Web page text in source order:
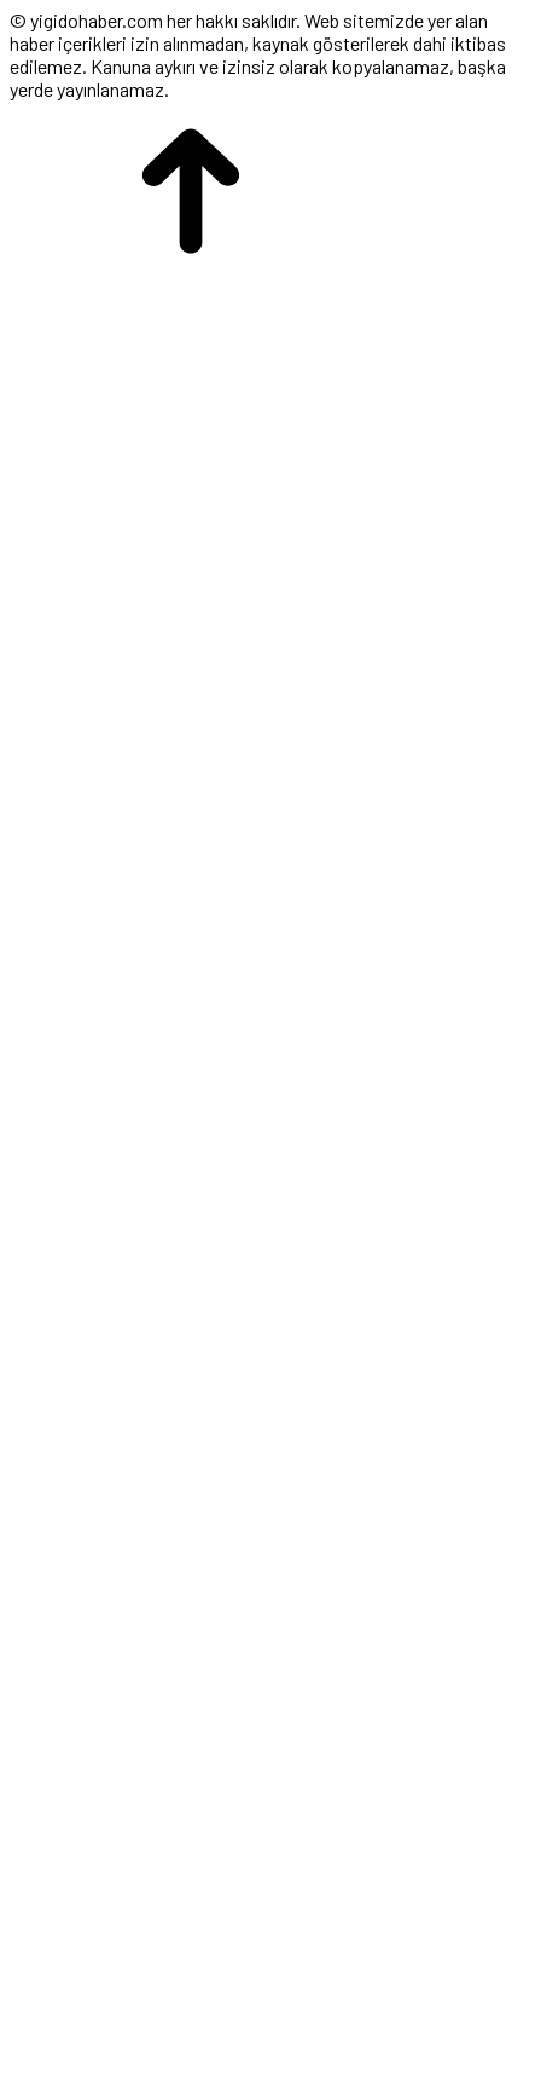
© yigidohaber.com her hakkı saklıdır. Web sitemizde yer alan
haber içerikleri izin alınmadan, kaynak gösterilerek dahi iktibas
edilemez. Kanuna aykırı ve izinsiz olarak kopyalanamaz, başka
yerde yayınlanamaz.